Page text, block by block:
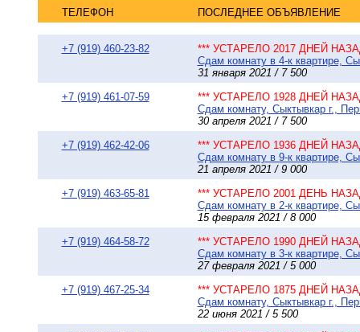
ТЕЛЕФОН ПОСЛЕДНЕЕ ОБЪЯВЛЕНИЕ
+7 (919) 460-23-82
*** УСТАРЕЛО 2017 ДНЕЙ
Сдам комнату в 4-к квартире,
31 января 2021 / 7 500
+7 (919) 461-07-59
*** УСТАРЕЛО 1928 ДНЕЙ
Сдам комнату, Сыктывкар г.,
30 апреля 2021 / 7 500
+7 (919) 462-42-06
*** УСТАРЕЛО 1936 ДНЕЙ
Сдам комнату в 9-к квартире,
21 апреля 2021 / 9 000
+7 (919) 463-65-81
*** УСТАРЕЛО 2001 ДЕНЬ
Сдам комнату в 2-к квартире,
15 февраля 2021 / 8 000
+7 (919) 464-58-72
*** УСТАРЕЛО 1990 ДНЕЙ
Сдам комнату в 3-к квартире,
27 февраля 2021 / 5 000
+7 (919) 467-25-34
*** УСТАРЕЛО 1875 ДНЕЙ
Сдам комнату, Сыктывкар г.,
22 июня 2021 / 5 500